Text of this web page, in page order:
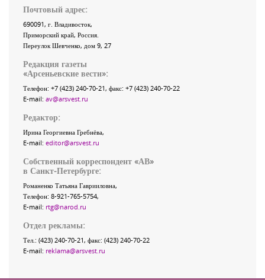
Почтовый адрес:
690091, г. Владивосток,
Приморский край, Россия.
Переулок Шевченко, дом 9, 27
Редакция газеты
«Арсеньевские вести»:
Телефон: +7 (423) 240-70-21, факс: +7 (423) 240-70-22
E-mail: av@arsvest.ru
Редактор:
Ирина Георгиевна Гребнёва,
E-mail: editor@arsvest.ru
Собственный корреспондент «АВ»
в Санкт-Петербурге:
Романенко Татьяна Гаврииловна,
Телефон: 8-921-765-5754,
E-mail: rtg@narod.ru
Отдел рекламы:
Тел.: (423) 240-70-21, факс: (423) 240-70-22
E-mail: reklama@arsvest.ru